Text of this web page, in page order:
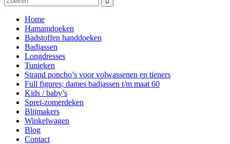
Home
Hamamdoeken
Badstoffen handdoeken
Badjassen
Longdresses
Tunieken
Strand poncho’s voor volwassenen en tieners
Full figures; dames badjassen t/m maat 60
Kids / baby’s
Sprei-zomerdeken
Blijmakers
Winkelwagen
Blog
Contact